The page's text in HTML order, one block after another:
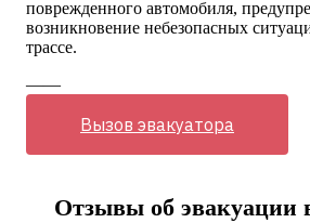
поврежденного автомобиля,
возникновение небезопасных
трассе.
——
Вызов эвакуатора
Отзывы об эвакуации